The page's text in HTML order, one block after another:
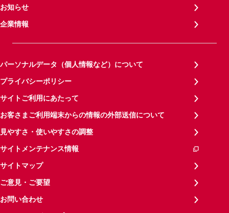
お知らせ
企業情報
パーソナルデータ（個人情報など）について
プライバシーポリシー
サイトご利用にあたって
お客さまご利用端末からの情報の外部送信について
見やすさ・使いやすさの調整
サイトメンテナンス情報
サイトマップ
ご意見・ご要望
お問い合わせ